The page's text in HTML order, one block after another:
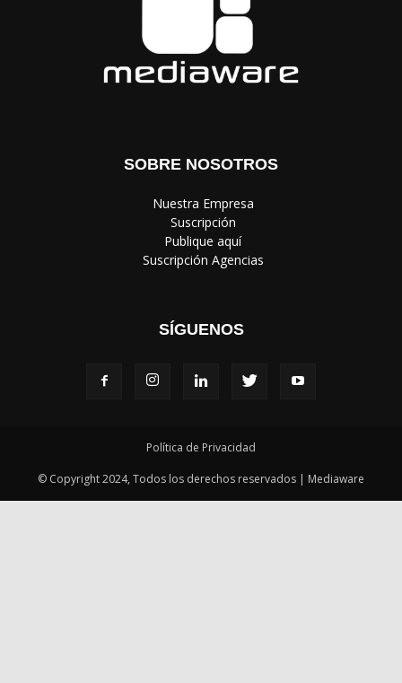
SOBRE NOSOTROS
‎ Nuestra Empresa
‎ Suscripción
‎ Publique aquí
‎ Suscripción Agencias
SÍGUENOS
Política de Privacidad
© Copyright 2024, Todos los derechos reservados | Mediaware